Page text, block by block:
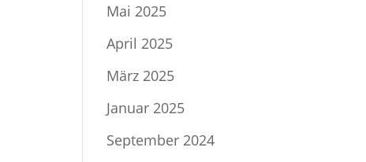
Mai 2025
April 2025
März 2025
Januar 2025
September 2024